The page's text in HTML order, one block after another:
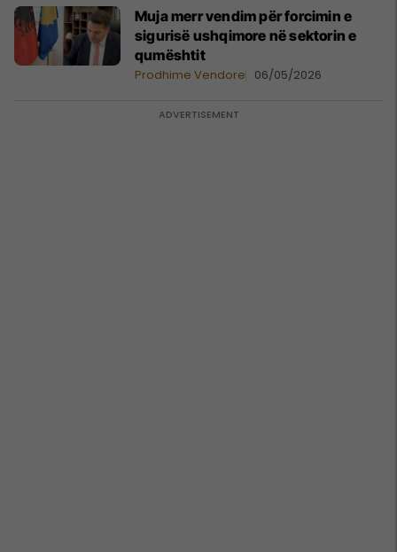
Muja merr vendim për forcimin e
sigurisë ushqimore në sektorin e
qumështit
Prodhime Vendore 06/05/2026